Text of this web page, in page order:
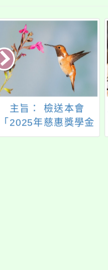
主旨： 檢送本會
「2025年慈惠獎學金
簡章」及「慈林少年